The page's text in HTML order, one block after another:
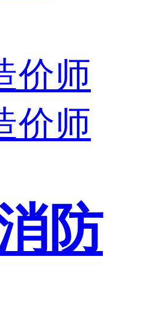
价师
价师
防